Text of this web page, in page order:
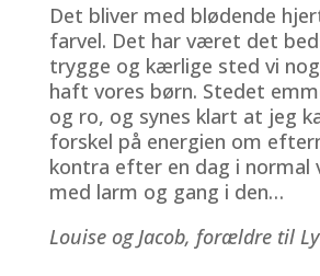
Det bliver med blødende
farvel. Det har været det
trygge og kærlige sted vi
haft vores børn. Stedet
og ro, og synes klart at jeg
forskel på energien om
kontra efter en dag i normal
med larm og gang i den…
Louise og Jacob, forældre til